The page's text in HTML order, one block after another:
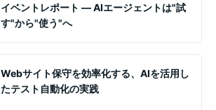
イベントレポート ― AIエージェントは"試
す"から"使う"へ
Webサイト保守を効率化する、AIを活用し
たテスト自動化の実践